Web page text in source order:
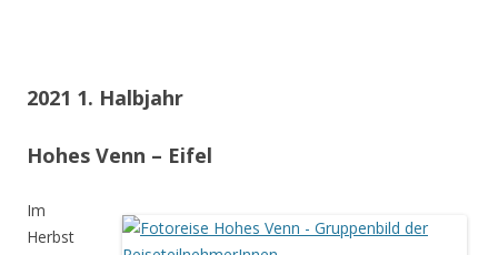
2021 1. Halbjahr
Hohes Venn – Eifel
Im
Herbst